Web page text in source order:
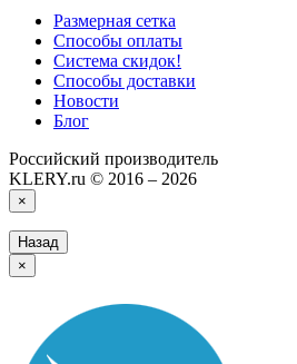
Размерная сетка
Способы оплаты
Система скидок!
Способы доставки
Новости
Блог
Российский производитель
KLERY.ru © 2016 – 2026
×
Назад
×